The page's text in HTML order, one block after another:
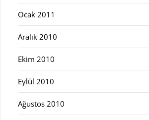
Ocak 2011
Aralık 2010
Ekim 2010
Eylül 2010
Ağustos 2010